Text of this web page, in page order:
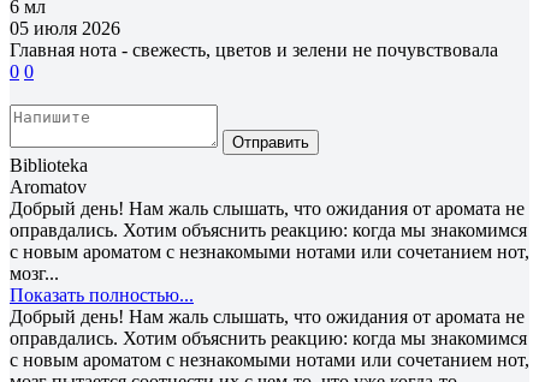
6 мл
05 июля 2026
Главная нота - свежесть, цветов и зелени не почувствовала
0 0
Отправить
Biblioteka
Aromatov
Добрый день! Нам жаль слышать, что ожидания от аромата не
оправдались. Хотим объяснить реакцию: когда мы знакомимся
с новым ароматом с незнакомыми нотами или сочетанием нот,
мозг...
Показать полностью...
Добрый день! Нам жаль слышать, что ожидания от аромата не
оправдались. Хотим объяснить реакцию: когда мы знакомимся
с новым ароматом с незнакомыми нотами или сочетанием нот,